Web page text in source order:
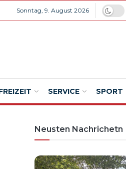
Sonntag, 9. August 2026
SERVICE SPORT
Neusten Nachrichetn